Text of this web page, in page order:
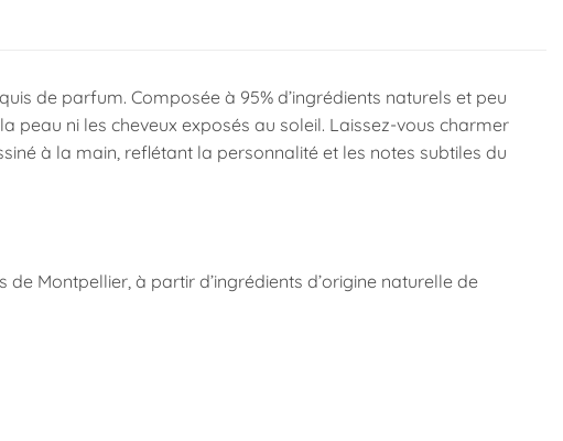
de parfum. Composée à 95% d’ingrédients naturels et peu
ni les cheveux exposés au soleil. Laissez-vous charmer
à la main, reflétant la personnalité et les notes subtiles du
Montpellier, à partir d’ingrédients d’origine naturelle de